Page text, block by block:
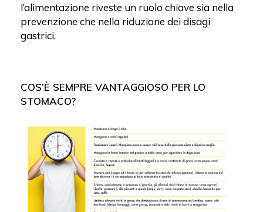
l’alimentazione riveste un ruolo chiave sia nella
prevenzione che nella riduzione dei disagi
gastrici.
COS’È SEMPRE VANTAGGIOSO PER LO
STOMACO?